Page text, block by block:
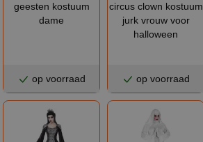
geesten kostuum
dame
op voorraad
circus clown kostuum
jurk vrouw voor
halloween
op voorraad